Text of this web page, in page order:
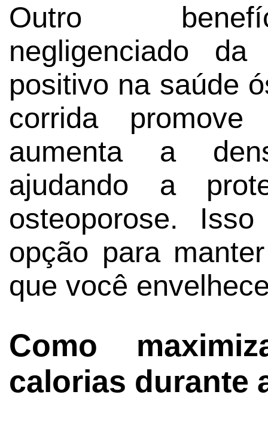
Outro
negligenciado
positivo na saúde
corrida
aumenta a
ajudando a
osteoporose.
opção para
que você
Como
calorias durante